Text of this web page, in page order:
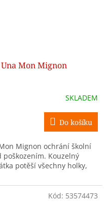
Mon Mignon
SKLADEM
Do košíku
Mignon ochrání školní
Kouzelný
potěší všechny holky,
Kód: 53574473